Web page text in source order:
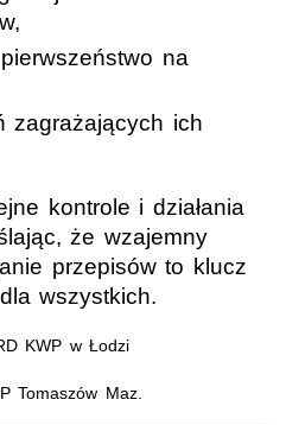
na
zagrażających ich
kontrole i działania
że wzajemny
przepisów to klucz
wszystkich.
KWP w Łodzi
Tomaszów Maz.